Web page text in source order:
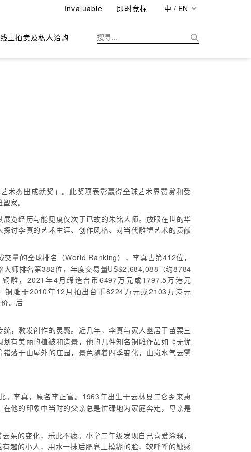
Invaluable 即时竞标 中 / EN
线上拍卖及私人洽购
术杰出成就奖」。此奖项表彰赢得全球艺术界赞赏和受
家。
览经历与能见度仅次于已故的朱铭大师。放眼在世的华
讨李真的艺术生涯、创作风格、对当代雕塑艺术的贡献
量的全球排名（World Ranking），李真占第412位，
师排名第382位，年度交易量US$2,684,088（约8784
雕，2021年4月缔造台币6497万元或1797.5万港元
铜雕于2010年12月拍出台币8224万元或2103万港元
。后
，激发创作的灵感。近几年，李真与家人幽居于苗栗三
有美丽的植被和造景，他的几件知名铜雕作品如《无忧
落于山屋外的庄园，景色随着四季变化，山岚水气云雾
李真，原名李正富。1963年出生于云林县二仑乡来惠
他的印象中当时的父亲总是忙碌地为家庭奔走，母亲是
朵的变化，乐此不疲。小学二年级发现自己喜爱涂鸦，
趣的小人，用水一抹后肥皂上模糊的脸，软呼呼的触感